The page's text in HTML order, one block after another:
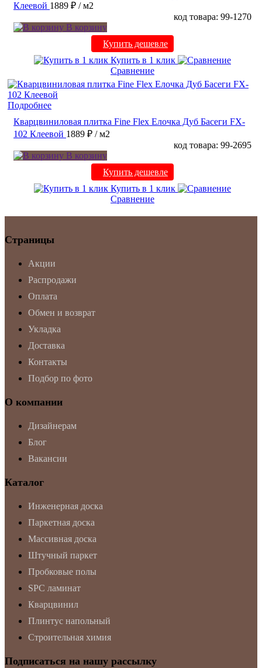
Клеевой 1889 ₽ / м2
код товара: 99-1270
В корзину
Купить дешевле
Купить в 1 клик
Сравнение
Подробнее
Кварцвиниловая плитка Fine Flex Елочка Дуб Басеги FX-
102 Клеевой 1889 ₽ / м2
код товара: 99-2695
В корзину
Купить дешевле
Купить в 1 клик
Сравнение
Страницы
Акции
Распродажи
Оплата
Обмен и возврат
Укладка
Доставка
Контакты
Подбор по фото
О компании
Дизайнерам
Блог
Вакансии
Каталог
Инженерная доска
Паркетная доска
Массивная доска
Штучный паркет
Пробковые полы
SPC ламинат
Кварцвинил
Плинтус напольный
Строительная химия
Подписаться на нашу рассылку